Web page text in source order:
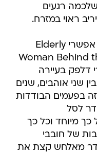
לכך שלכמה רגעים
ראוי במזרח.
לפרל ג'אם יש שיר בשם הבלתי אפשרי Elderly
Woman Behind
דלפק בעיירה
שני אוהבים, שנים
בפעמים הבודדות
לסל
כך מיוחד וכל כך
של חובבי
מאלחש קצת את